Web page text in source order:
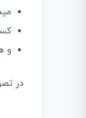
و
در